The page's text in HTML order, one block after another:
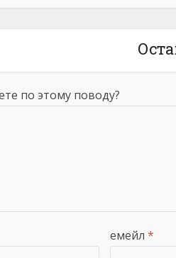
по этому поводу?
емейл *